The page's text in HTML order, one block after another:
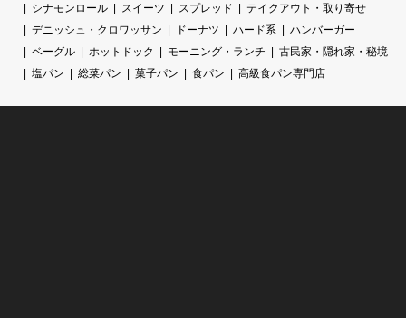
シナモンロール
スイーツ スプレッド
テイクアウト・取り寄せ
デニッシュ・クロワッサン
ドーナツ ハード系
ハンバーガー
ベーグル
ホットドック モーニング・ランチ
古民家・隠れ家・秘境
塩パン
総菜パン 菓子パン 食パン 高級食パン専門店